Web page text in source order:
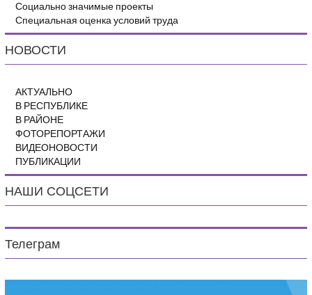
Социально значимые проекты
Специальная оценка условий труда
НОВОСТИ
АКТУАЛЬНО
В РЕСПУБЛИКЕ
В РАЙОНЕ
ФОТОРЕПОРТАЖИ
ВИДЕОНОВОСТИ
ПУБЛИКАЦИИ
НАШИ СОЦСЕТИ
Телеграм